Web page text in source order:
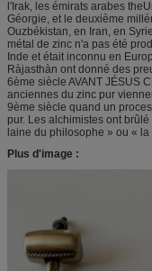
l'Irak, les émirats arabes
Géorgie, et le deuxième
Ouzbékistan, en Iran, en
métal de zinc n'a pas été
Inde et était inconnu en
Ràjasthàn ont donné des
6ème siècle AVANT JÉSUS
anciennes du zinc pur
9ème siècle quand un
pur. Les alchimistes ont
laine du philosophe » ou «
Plus d'image :